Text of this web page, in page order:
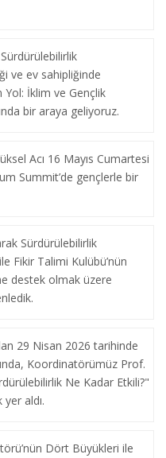
ve ev sahipliğinde
Yol: İklim ve Gençlik
bir araya geliyoruz.
Acı 16 Mayıs Cumartesi
Summit’de gençlerle bir
Sürdürülebilirlik
Fikir Talimi Kulübü’nün
destek olmak üzere
29 Nisan 2026 tarihinde
Koordinatörümüz Prof.
Ne Kadar Etkili?"
aldı.
Dört Büyükleri ile